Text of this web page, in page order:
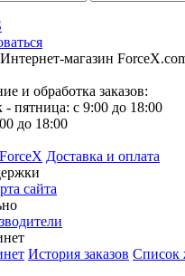
магазин
и обработка заказов:
пятница: с 9:00 до 18:00
до 18:00
Доставка и оплата
сайта
История заказов Список